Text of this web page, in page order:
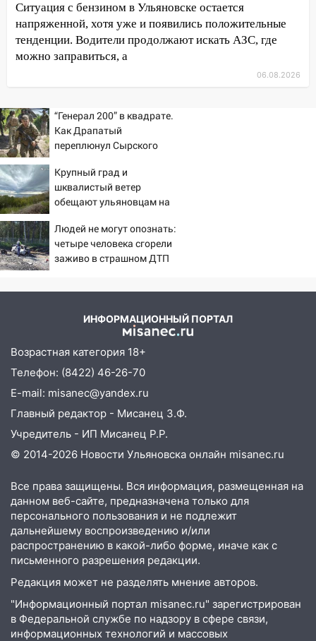
09:41 Диана Шурыгина уверовала в
Бога в СИЗО
09:35
В Ульяновске директора фирмы
будут судить за неуплату налогов на 48
08:22
Подросток на питбайке сбил
велосипедистку: пострадали двое
07:20
знойный и сухой четверг
06:00
Под Ульяновском при развороте
пострадал 38-летний водитель
иномарки
05:00
«Каждая пятая женщина и каждый
второй мужчина в мире сталкиваются с
справиться
Гороскоп на 7 августа: пятница
принесет прилив творческой энергии и
отличные шансы исправить старые
ошибки
06.08.2026
23:20 Прогноз погоды на 7 августа в
Ульяновской области
посвящённый Дню воздушного флота
России
19:12 В Ульяновской области
руководителя частной компании
наказали за сокрытие прошлого своего
сотрудник
18:02 В Ульяновск едут звезды
баскетбола!
Ситуация с бензином в Ульяновске остается
напряженной, хотя уже и появились положительные
тенденции. Водители продолжают искать АЗС, где
можно заправиться, а
06.08.2026
“Генерал 200” в квадрате.
Как Драпатый
переплюнул Сырского
Крупный град и
шквалистый ветер
обещают ульяновцам на
Людей не могут опознать:
четыре человека сгорели
заживо в страшном ДТП
ИНФОРМАЦИОННЫЙ ПОРТАЛ
Возрастная категория 18+
Телефон: (8422) 46-26-70
E-mail: misanec@yandex.ru
Главный редактор - Мисанец З.Ф.
Учредитель - ИП Мисанец Р.Р.
© 2014-2026 Новости Ульяновска онлайн misanec.ru
Все права защищены. Вся информация, размещенная на
данном веб-сайте, предназначена только для
персонального пользования и не подлежит
дальнейшему воспроизведению и/или
распространению в какой-либо форме, иначе как с
письменного разрешения редакции.
Редакция может не разделять мнение авторов.
"Информационный портал misanec.ru" зарегистрирован
в Федеральной службе по надзору в сфере связи,
информационных технологий и массовых